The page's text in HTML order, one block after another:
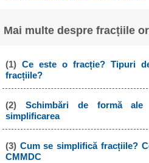
Mai multe despre fracțiile
(1) Ce este o fracție? Tipuri
fracțiile?
(2) Schimbări de formă ale
simplificarea
(3) Cum se simplifică fracțiile?
CMMDC